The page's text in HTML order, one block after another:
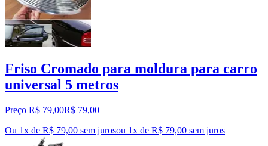
Friso Cromado para moldura para carro
universal 5 metros
Preço R$ 79,00R$ 79,00
Ou 1x de R$ 79,00 sem jurosou 1x de R$ 79,00 sem juros